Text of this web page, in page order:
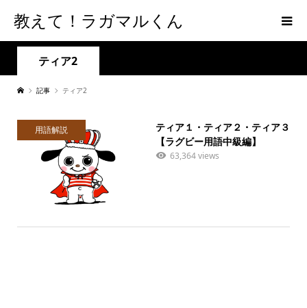
教えて！ラガマルくん
ティア2
記事 ティア2
用語解説
ティア１・ティア２・ティア３
【ラグビー用語中級編】
63,364 views